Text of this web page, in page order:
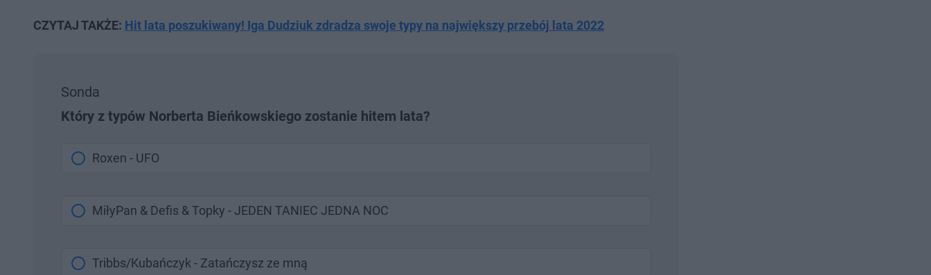
CZYTAJ TAKŻE: Hit lata poszukiwany! Iga Dudziuk zdradza swoje typy na największy przebój lata 2022
Sonda
Który z typów Norberta Bieńkowskiego zostanie hitem lata?
Roxen - UFO
MiłyPan & Defis & Topky - JEDEN TANIEC JEDNA NOC
Tribbs/Kubańczyk - Zatańczysz ze mną